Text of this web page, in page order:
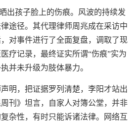
出孩子脸上的伤痕。风波的持续发
途径。其代理律师周兆成在采访中
对事件进行了全面复盘，调取了现
疗记录，最终证实所谓“伤痕”实为
并未升级为肢体暴力。
明，把证据罗列清楚，李阳才站出
刊》坦言，自家人对簿公堂，并非
杂性，有时只能诉诸法律。网络互